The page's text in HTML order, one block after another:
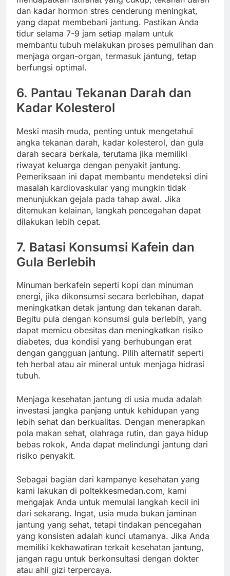
dan kadar hormon stres cenderung meningkat,
yang dapat membebani jantung. Pastikan Anda
tidur selama 7-9 jam setiap malam untuk
membantu tubuh melakukan proses pemulihan dan
menjaga organ-organ, termasuk jantung, tetap
berfungsi optimal.
6. Pantau Tekanan Darah dan
Kadar Kolesterol
Meski masih muda, penting untuk mengetahui
angka tekanan darah, kadar kolesterol, dan gula
darah secara berkala, terutama jika memiliki
riwayat keluarga dengan penyakit jantung.
Pemeriksaan ini dapat membantu mendeteksi dini
masalah kardiovaskular yang mungkin tidak
menunjukkan gejala pada tahap awal. Jika
ditemukan kelainan, langkah pencegahan dapat
dilakukan lebih cepat.
7. Batasi Konsumsi Kafein dan
Gula Berlebih
Minuman berkafein seperti kopi dan minuman
energi, jika dikonsumsi secara berlebihan, dapat
meningkatkan detak jantung dan tekanan darah.
Begitu pula dengan konsumsi gula berlebih, yang
dapat memicu obesitas dan meningkatkan risiko
diabetes, dua kondisi yang berhubungan erat
dengan gangguan jantung. Pilih alternatif seperti
teh herbal atau air mineral untuk menjaga hidrasi
tubuh.
Menjaga kesehatan jantung di usia muda adalah
investasi jangka panjang untuk kehidupan yang
lebih sehat dan berkualitas. Dengan menerapkan
pola makan sehat, olahraga rutin, dan gaya hidup
bebas rokok, Anda dapat melindungi jantung dari
risiko penyakit.
Sebagai bagian dari kampanye kesehatan yang
kami lakukan di poltekkesmedan.com, kami
mengajak Anda untuk memulai langkah kecil ini
dari sekarang. Ingat, usia muda bukan jaminan
jantung yang sehat, tetapi tindakan pencegahan
yang konsisten adalah kunci utamanya. Jika Anda
memiliki kekhawatiran terkait kesehatan jantung,
jangan ragu untuk berkonsultasi dengan dokter
atau ahli gizi terpercaya.